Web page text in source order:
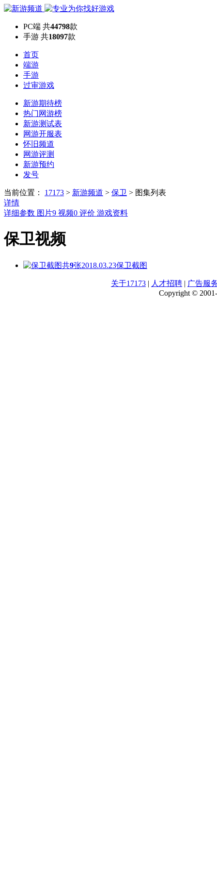
PC端 共44798款
手游 共18097款
首页
端游
手游
过审游戏
新游期待榜
热门网游榜
新游测试表
网游开服表
怀旧频道
网游评测
新游预约
发号
当前位置： 17173 > 新游频道 > 保卫 > 图集列表
详情
详细参数 图片9 视频0 评价 游戏资料
保卫视频
共9张2018.03.23保卫截图
关于17173 | 人才招聘 | 广告服
Copyright ©